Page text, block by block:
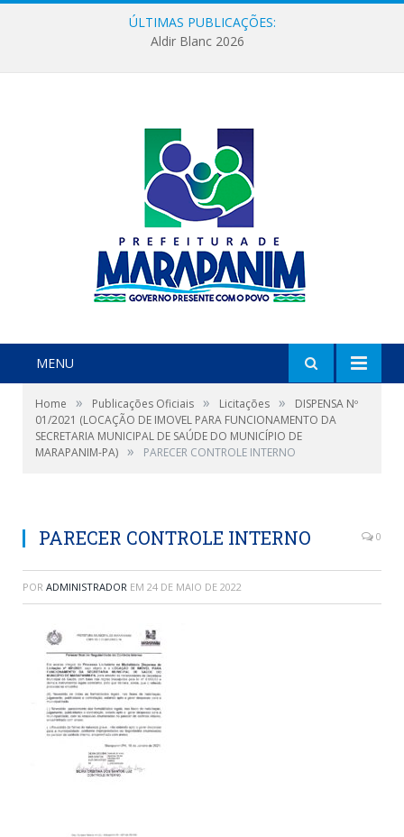
ÚLTIMAS PUBLICAÇÕES:
Aldir Blanc 2026
MENU
Home » Publicações Oficiais » Licitações »
DISPENSA Nº
01/2021 (LOCAÇÃO DE IMOVEL PARA FUNCIONAMENTO DA
SECRETARIA MUNICIPAL DE SAÚDE DO MUNICÍPIO DE
MARAPANIM-PA) » PARECER CONTROLE INTERNO
PARECER CONTROLE INTERNO 0
POR ADMINISTRADOR EM 24 DE MAIO DE 2022